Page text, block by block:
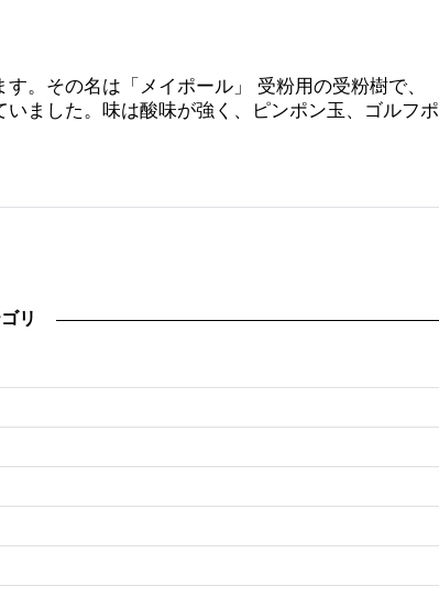
。その名は「メイポール」 受粉用の受粉樹で、
ました。味は酸味が強く、ピンポン玉、ゴルフポ
リ